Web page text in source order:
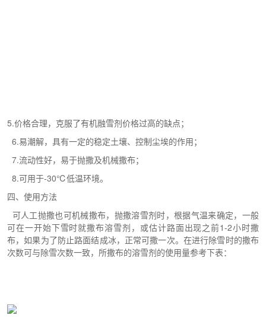
5.价格合理，克服了有机融雪剂价格过高的缺点；
6.易潮解，具有一定的稳定土壤、控制尘埃的作用；
7.流动性好，易于抛撒及机械撒布；
8.可用于-30℃低温环境。
四、使用方法
可人工抛撒也可机械撒布，抛撒溶雪剂时，根据气温来确定，一般
可在一开始下雪时就撒布溶雪剂，或估计路面出现之前1-2小时撒
布，如果为了防止路面结成冰，正常可撒一次。在进行除雪时的撒布
次数可与除雪次数一致，所撒布的溶雪剂的使用量参考下表：